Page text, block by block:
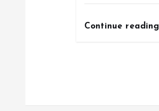
Continue reading